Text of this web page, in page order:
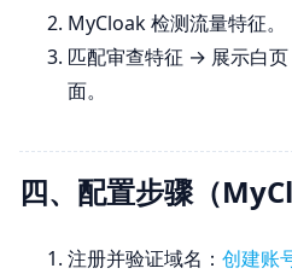
MyCloak 检测流量特征。
匹配审查特征 → 展示白
面。
四、配置步骤（
注册并验证域名： 创建账